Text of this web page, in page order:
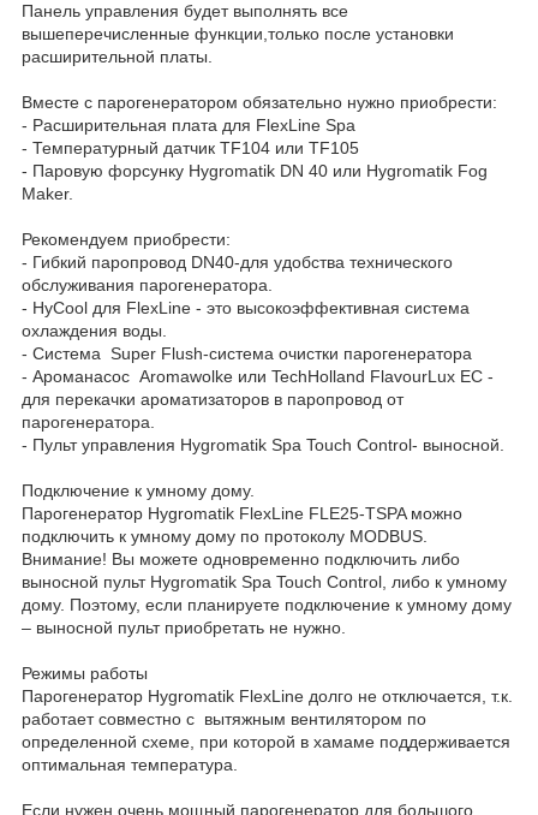
Панель управления будет выполнять все
вышеперечисленные функции,только после установки
расширительной платы.
Вместе с парогенератором обязательно нужно приобрести:
- Расширительная плата для FlexLine Spa
- Температурный датчик TF104 или TF105
- Паровую форсунку Hygromatik DN 40 или Hygromatik Fog
Maker.
Рекомендуем приобрести:
- Гибкий паропровод DN40-для удобства технического
обслуживания парогенератора.
- HyCool для FlexLine - это высокоэффективная система
охлаждения воды.
- Система Super Flush-система очистки парогенератора
- Ароманасос Aromawolke или TechHolland FlavourLux EC -
для перекачки ароматизаторов в паропровод от
парогенератора.
- Пульт управления Hygromatik Spa Touch Control- выносной.
Подключение к умному дому.
Парогенератор Hygromatik FlexLine FLE25-TSPA можно
подключить к умному дому по протоколу MODBUS.
Внимание! Вы можете одновременно подключить либо
выносной пульт Hygromatik Spa Touch Control, либо к умному
дому. Поэтому, если планируете подключение к умному дому
– выносной пульт приобретать не нужно.
Режимы работы
Парогенератор Hygromatik FlexLine долго не отключается, т.к.
работает совместно с вытяжным вентилятором по
определенной схеме, при которой в хамаме поддерживается
оптимальная температура.
Если нужен очень мощный парогенератор для большого